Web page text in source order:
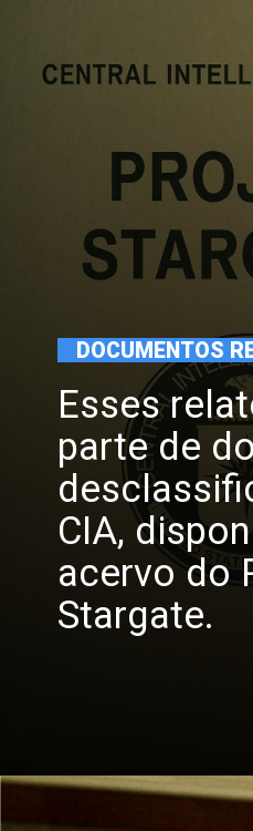
DOCUMENTOS
Esses
parte de
CIA,
acervo do
Stargate.